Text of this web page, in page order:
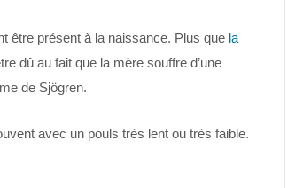
être présent à la naissance. Plus que la
dû au fait que la mère souffre d’une
de Sjögren.
avec un pouls très lent ou très faible.